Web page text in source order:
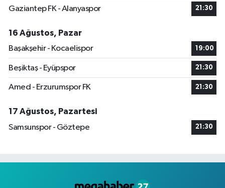
Gaziantep FK - Alanyaspor 21:30
16 Ağustos, Pazar
Başakşehir - Kocaelispor
19:00
Beşiktaş - Eyüpspor 21:30
Amed - Erzurumspor FK 21:30
17 Ağustos, Pazartesi
Samsunspor - Göztepe
21:30